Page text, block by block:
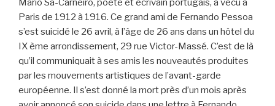
Mário Sá-Carneiro, poète et écrivain portugais, a vécu à
Paris de 1912 à 1916. Ce grand ami de Fernando Pessoa
s’est suicidé le 26 avril, à l’âge de 26 ans dans un hôtel du
IX ème arrondissement, 29 rue Victor-Massé. C’est de là
qu’il communiquait à ses amis les nouveautés produites
par les mouvements artistiques de l’avant-garde
européenne. Il s’est donné la mort près d’un mois après